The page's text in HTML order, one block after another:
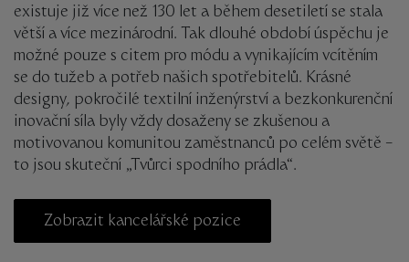
existuje již více než 130 let a během desetiletí se stala
větší a více mezinárodní. Tak dlouhé období úspěchu je
možné pouze s citem pro módu a vynikajícím vcítěním
se do tužeb a potřeb našich spotřebitelů. Krásné
designy, pokročilé textilní inženýrství a bezkonkurenční
inovační síla byly vždy dosaženy se zkušenou a
motivovanou komunitou zaměstnanců po celém světě –
to jsou skuteční „Tvůrci spodního prádla“.
Zobrazit kancelářské pozice